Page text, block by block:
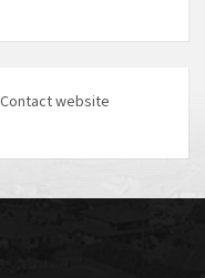
website